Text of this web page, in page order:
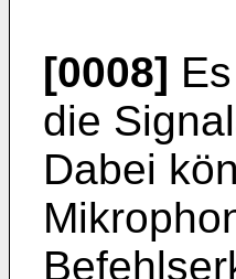
[0008]
die
Dabei